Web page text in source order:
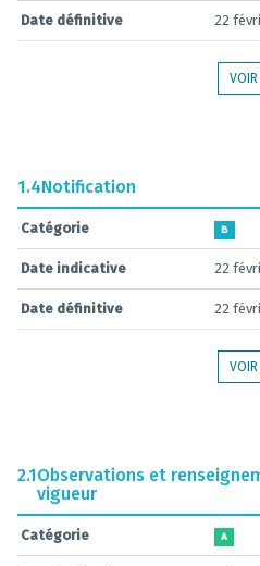
Date définitive 22
VOIR
1.4Notification
Catégorie B
Date indicative 22
Date définitive 22
VOIR
2.1Observations et
vigueur
Catégorie A